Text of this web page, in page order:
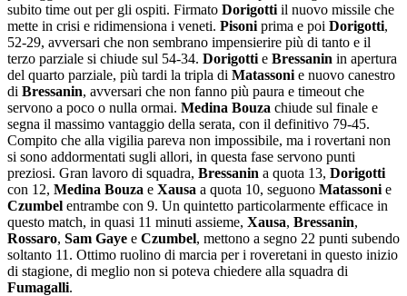
subito time out per gli ospiti. Firmato Dorigotti il nuovo missile che
mette in crisi e ridimensiona i veneti. Pisoni prima e poi Dorigotti,
52-29, avversari che non sembrano impensierire più di tanto e il
terzo parziale si chiude sul 54-34. Dorigotti e Bressanin in apertura
del quarto parziale, più tardi la tripla di Matassoni e nuovo canestro
di Bressanin, avversari che non fanno più paura e timeout che
servono a poco o nulla ormai. Medina Bouza chiude sul finale e
segna il massimo vantaggio della serata, con il definitivo 79-45.
Compito che alla vigilia pareva non impossibile, ma i rovertani non
si sono addormentati sugli allori, in questa fase servono punti
preziosi. Gran lavoro di squadra, Bressanin a quota 13, Dorigotti
con 12, Medina Bouza e Xausa a quota 10, seguono Matassoni e
Czumbel entrambe con 9. Un quintetto particolarmente efficace in
questo match, in quasi 11 minuti assieme, Xausa, Bressanin,
Rossaro, Sam Gaye e Czumbel, mettono a segno 22 punti subendo
soltanto 11. Ottimo ruolino di marcia per i roveretani in questo inizio
di stagione, di meglio non si poteva chiedere alla squadra di
Fumagalli.